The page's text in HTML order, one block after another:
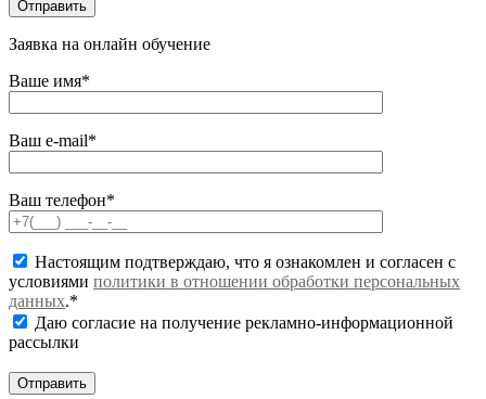
Заявка на онлайн обучение
Ваше имя*
Ваш e-mail*
Ваш телефон*
Настоящим подтверждаю, что я ознакомлен и согласен с
условиями политики в отношении обработки персональных
данных.*
Даю согласие на получение рекламно-информационной
рассылки